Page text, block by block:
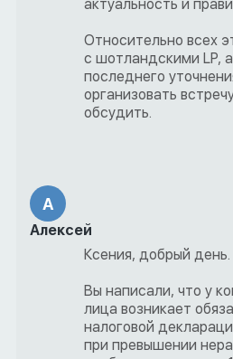
актуальность и
Относительно всех
с шотландскими LP,
последнего
организовать
обсудить.
А
Алексей
Ксения, добрый день.
Вы написали, что у
лица возникает
налоговой
при превышении